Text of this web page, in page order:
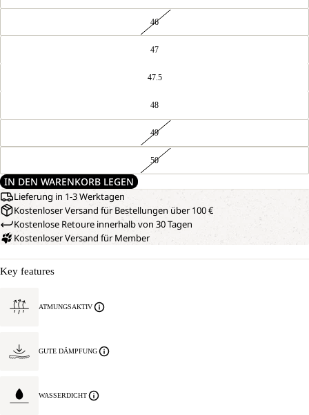
46
47
47.5
48
49
50
IN DEN WARENKORB LEGEN
Lieferung in 1-3 Werktagen
Kostenloser Versand für Bestellungen über 100 €
Kostenlose Retoure innerhalb von 30 Tagen
Kostenloser Versand für Member
Key features
ATMUNGSAKTIV
GUTE DÄMPFUNG
WASSERDICHT